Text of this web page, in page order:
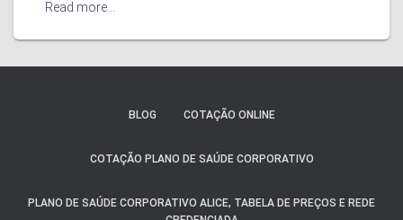
Read more…
BLOG COTAÇÃO ONLINE
COTAÇÃO PLANO DE SAÚDE CORPORATIVO
PLANO DE SAÚDE CORPORATIVO ALICE, TABELA DE PREÇOS E REDE